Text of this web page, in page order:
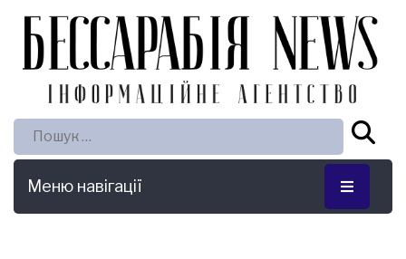
Пошук:
Меню навігації